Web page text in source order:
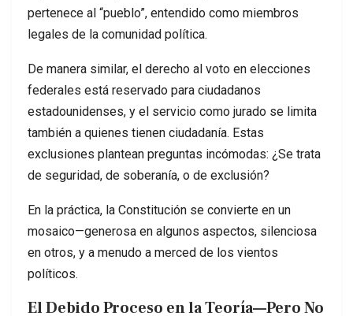
pertenece al “pueblo”, entendido como miembros
legales de la comunidad política.
De manera similar, el derecho al voto en elecciones
federales está reservado para ciudadanos
estadounidenses, y el servicio como jurado se limita
también a quienes tienen ciudadanía. Estas
exclusiones plantean preguntas incómodas: ¿Se trata
de seguridad, de soberanía, o de exclusión?
En la práctica, la Constitución se convierte en un
mosaico—generosa en algunos aspectos, silenciosa
en otros, y a menudo a merced de los vientos
políticos.
El Debido Proceso en la Teoría—Pero No